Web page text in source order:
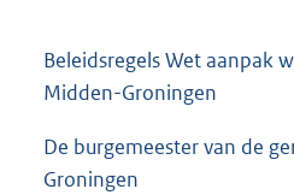
Beleidsregels Wet aanpak
Midden-Groningen
De burgemeester van de
Groningen